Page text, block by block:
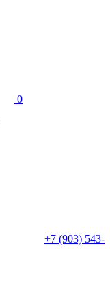
0
+7 (903) 543-